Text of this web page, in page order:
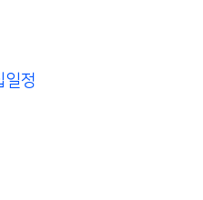
일정